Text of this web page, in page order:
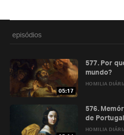
episódios
05:17
HOMILIA
577. Por
mundo?
HOMILIA
576.
de Portugal